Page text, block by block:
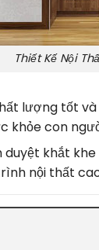
Thiết Kế Nội
lượng tốt
khỏe con
khắt
nội thất